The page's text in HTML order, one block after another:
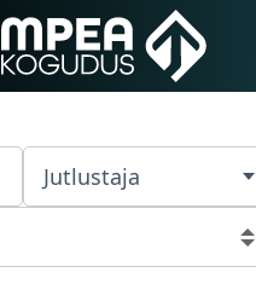
Jutlustaja